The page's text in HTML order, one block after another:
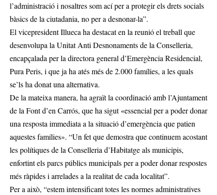
l’administració i nosaltres som ací per a protegir els drets socials
bàsics de la ciutadania, no per a desnonar-la”.
El vicepresident Illueca ha destacat en la reunió el treball que
desenvolupa la Unitat Anti Desnonaments de la Conselleria,
encapçalada per la directora general d’Emergència Residencial,
Pura Peris, i que ja ha atés més de 2.000 famílies, a les quals
se’ls ha donat una alternativa.
De la mateixa manera, ha agraït la coordinació amb l’Ajuntament
de la Font d’en Carrós, que ha sigut «essencial per a poder donar
una resposta immediata a la situació d’emergència que patien
aquestes famílies». “Un fet que demostra que continuem acostant
les polítiques de la Conselleria d’Habitatge als municipis,
enfortint els parcs públics municipals per a poder donar respostes
més ràpides i arrelades a la realitat de cada localitat”.
Per a això, “estem intensificant totes les normes administratives